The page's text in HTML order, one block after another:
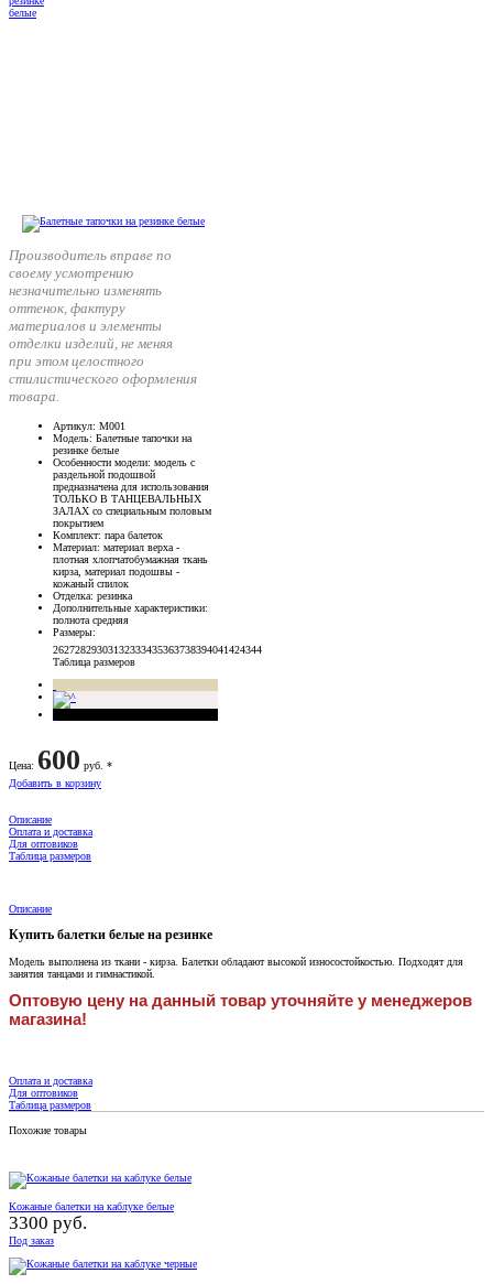
Производитель вправе по
своему усмотрению
незначительно изменять
оттенок, фактуру
материалов и элементы
отделки изделий, не меняя
при этом целостного
стилистического оформления
товара.
Артикул: М001
Модель: Балетные тапочки на
резинке белые
Особенности модели: модель с
раздельной подошвой
предназначена для использования
ТОЛЬКО В ТАНЦЕВАЛЬНЫХ
ЗАЛАХ со специальным половым
покрытием
Комплект: пара балеток
Материал: материал верха -
плотная хлопчатобумажная ткань
кирза, материал подошвы -
кожаный спилок
Отделка: резинка
Дополнительные характеристики:
полнота средняя
Размеры:
26272829303132333435363738394041424344
Таблица размеров
Цена: 600 руб. *
Добавить в корзину
Описание
Оплата и доставка
Для оптовиков
Таблица размеров
Описание
Купить балетки белые на резинке
Модель выполнена из ткани - кирза. Балетки обладают высокой износостойкостью. Подходят для
занятия танцами и гимнастикой.
Оптовую цену на данный товар уточняйте у менеджеров
магазина!
Оплата и доставка
Для оптовиков
Таблица размеров
Похожие товары
Кожаные балетки на каблуке белые
3300 руб.
Под заказ